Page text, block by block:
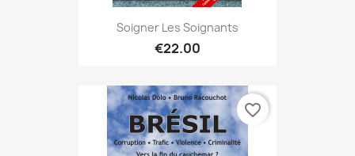
Soigner Les Soignants
€22.00
favorite_border